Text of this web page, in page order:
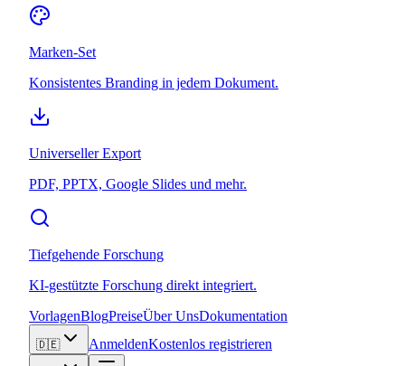
Marken-Set
Konsistentes Branding in jedem Dokument.
Universeller Export
PDF, PPTX, Google Slides und mehr.
Tiefgehende Forschung
KI-gestützte Forschung direkt integriert.
VorlagenBlogPreiseÜber UnsDokumentation
🇩🇪 AnmeldenKostenlos registrieren